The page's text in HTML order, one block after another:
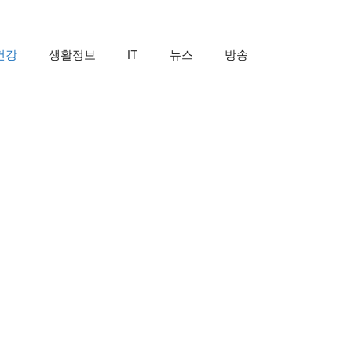
강 생활정보 IT 뉴스 방송